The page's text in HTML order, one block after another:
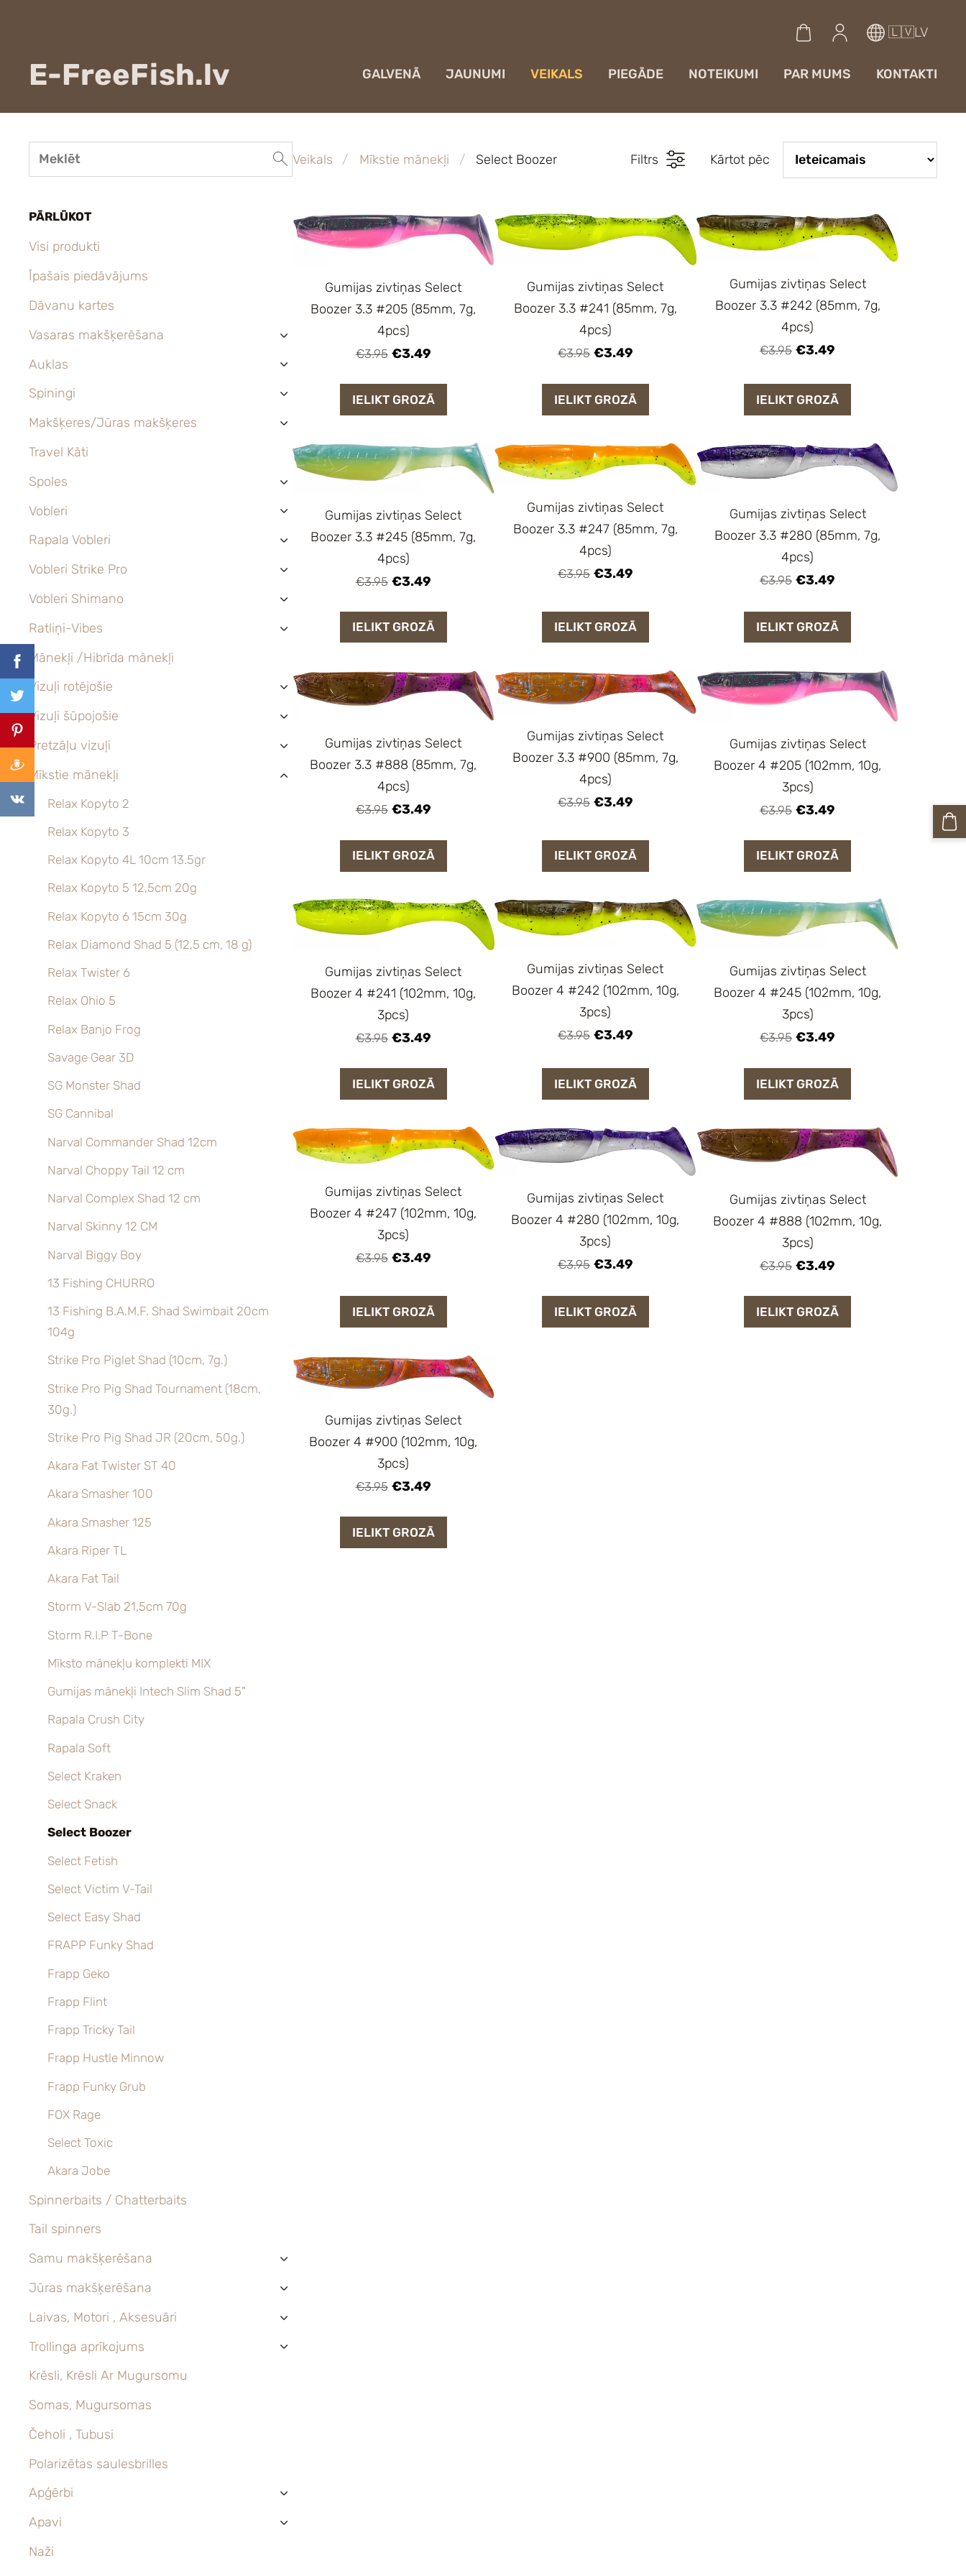
E-FreeFish.lv GALVENĀ JAUNUMI VEIKALS PIEGĀDE NOTEIKUMI PAR MUMS KONTAKTI
🇱🇻LV
PĀRLŪKOT
Visi produkti
Īpašais piedāvājums
Dāvanu kartes
Vasaras makšķerēšana
›
Auklas ›
Spiningi ›
Makšķeres/Jūras makšķeres ›
Travel Kāti
Spoles
›
Vobleri ›
Rapala Vobleri ›
Vobleri Strike Pro ›
Vobleri Shimano ›
Ratliņi-Vibes ›
Mānekļi /Hibrīda mānekļi
Vizuļi rotējošie
›
Vizuļi šūpojošie ›
Pretzāļu vizuļi ›
Mīkstie mānekļi
Relax Kopyto 2
Relax Kopyto 3
Relax Kopyto 4L 10cm 13.5gr
Relax Kopyto 5 12,5cm 20g
Relax Kopyto 6 15cm 30g
Relax Diamond Shad 5 (12,5 cm, 18 g)
Relax Twister 6
Relax Ohio 5
Relax Banjo Frog
Savage Gear 3D
SG Monster Shad
SG Cannibal
Narval Commander Shad 12cm
Narval Choppy Tail 12 cm
Narval Complex Shad 12 cm
Narval Skinny 12 CM
Narval Biggy Boy
13 Fishing CHURRO
13 Fishing B.A.M.F. Shad Swimbait 20cm
104g
Strike Pro Piglet Shad (10cm, 7g.)
Strike Pro Pig Shad Tournament (18cm,
30g.)
Strike Pro Pig Shad JR (20cm, 50g.)
Akara Fat Twister ST 40
Akara Smasher 100
Akara Smasher 125
Akara Riper TL
Akara Fat Tail
Storm V-Slab 21,5cm 70g
Storm R.I.P T-Bone
Mīksto mānekļu komplekti MIX
Gumijas mānekļi Intech Slim Shad 5"
Rapala Crush City
Rapala Soft
Select Kraken
Select Snack
Select Boozer
Select Fetish
Select Victim V-Tail
Select Easy Shad
FRAPP Funky Shad
Frapp Geko
Frapp Flint
Frapp Tricky Tail
Frapp Hustle Minnow
Frapp Funky Grub
FOX Rage
Select Toxic
Akara Jobe
›
Spinnerbaits / Chatterbaits
Tail spinners
Samu makšķerēšana
›
Jūras makšķerēšana ›
Laivas, Motori , Aksesuāri ›
Trollinga aprīkojums ›
Krēsli, Krēsli Ar Mugursomu
Somas, Mugursomas
Čeholi , Tubusi
Polarizētas saulesbrilles
Apģērbi
›
Apavi ›
Naži
Veikals Mīkstie mānekļi Select Boozer Filtrs Kārtot pēc
Gumijas zivtiņas Select
Boozer 3.3 #205 (85mm, 7g,
4pcs)
€3.95 €3.49
IELIKT GROZĀ
Gumijas zivtiņas Select
Boozer 3.3 #241 (85mm, 7g,
4pcs)
€3.95 €3.49
IELIKT GROZĀ
Gumijas zivtiņas Select
Boozer 3.3 #242 (85mm, 7g,
4pcs)
€3.95 €3.49
IELIKT GROZĀ
Gumijas zivtiņas Select
Boozer 3.3 #245 (85mm, 7g,
4pcs)
€3.95 €3.49
IELIKT GROZĀ
Gumijas zivtiņas Select
Boozer 3.3 #247 (85mm, 7g,
4pcs)
€3.95 €3.49
IELIKT GROZĀ
Gumijas zivtiņas Select
Boozer 3.3 #280 (85mm, 7g,
4pcs)
€3.95 €3.49
IELIKT GROZĀ
Gumijas zivtiņas Select
Boozer 3.3 #888 (85mm, 7g,
4pcs)
€3.95 €3.49
IELIKT GROZĀ
Gumijas zivtiņas Select
Boozer 3.3 #900 (85mm, 7g,
4pcs)
€3.95 €3.49
IELIKT GROZĀ
Gumijas zivtiņas Select
Boozer 4 #205 (102mm, 10g,
3pcs)
€3.95 €3.49
IELIKT GROZĀ
Gumijas zivtiņas Select
Boozer 4 #241 (102mm, 10g,
3pcs)
€3.95 €3.49
IELIKT GROZĀ
Gumijas zivtiņas Select
Boozer 4 #242 (102mm, 10g,
3pcs)
€3.95 €3.49
IELIKT GROZĀ
Gumijas zivtiņas Select
Boozer 4 #245 (102mm, 10g,
3pcs)
€3.95 €3.49
IELIKT GROZĀ
Gumijas zivtiņas Select
Boozer 4 #247 (102mm, 10g,
3pcs)
€3.95 €3.49
IELIKT GROZĀ
Gumijas zivtiņas Select
Boozer 4 #280 (102mm, 10g,
3pcs)
€3.95 €3.49
IELIKT GROZĀ
Gumijas zivtiņas Select
Boozer 4 #888 (102mm, 10g,
3pcs)
€3.95 €3.49
IELIKT GROZĀ
Gumijas zivtiņas Select
Boozer 4 #900 (102mm, 10g,
3pcs)
€3.95 €3.49
IELIKT GROZĀ